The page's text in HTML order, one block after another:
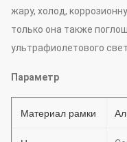
жару, холод,
только она также
ультрафиолетового
Параметр
Материал рамки